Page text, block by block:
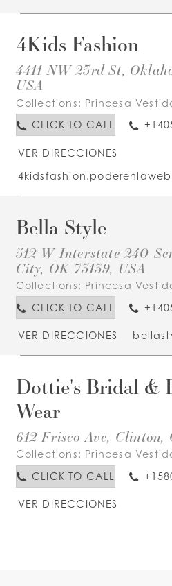
4Kids Fashion
4411 NW 23rd St,
USA
Collections: Princesa
CLICK TO CALL
VER DIRECCIONES
Bella Style
512 W Interstate 240
City, OK 73139, USA
Collections: Princesa
CLICK TO CALL
VER DIRECCIONES
Dottie's Bridal &
Wear
612 Frisco Ave, Clinton,
Collections: Princesa
CLICK TO CALL
VER DIRECCIONES